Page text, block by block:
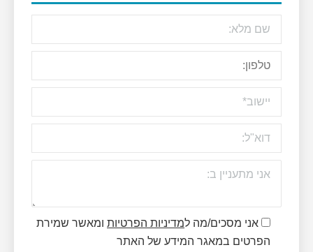
אני מסכים/מה למדיניות הפרטיות ומאשר שמירת
הפרטים במאגר המידע של האתר